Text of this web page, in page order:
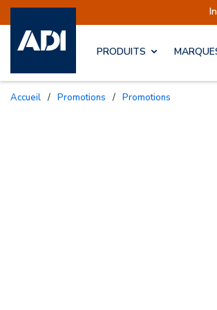
PRODUITS
Accueil / Promotions / Promotions